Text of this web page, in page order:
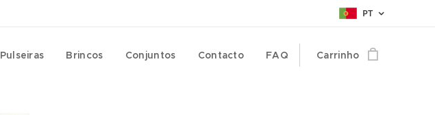
PT
Pulseiras Brincos Conjuntos Contacto FAQ Carrinho